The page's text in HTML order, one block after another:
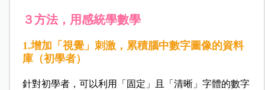
３方法，用感統學數學
1.增加「視覺」刺激，累積腦中數字圖像的資料
庫（初學者）
針對初學者，可以利用「固定」且「清晰」字體的數字